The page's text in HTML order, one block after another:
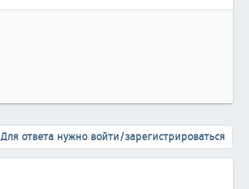
Для ответа нужно войти/зарегистрироваться